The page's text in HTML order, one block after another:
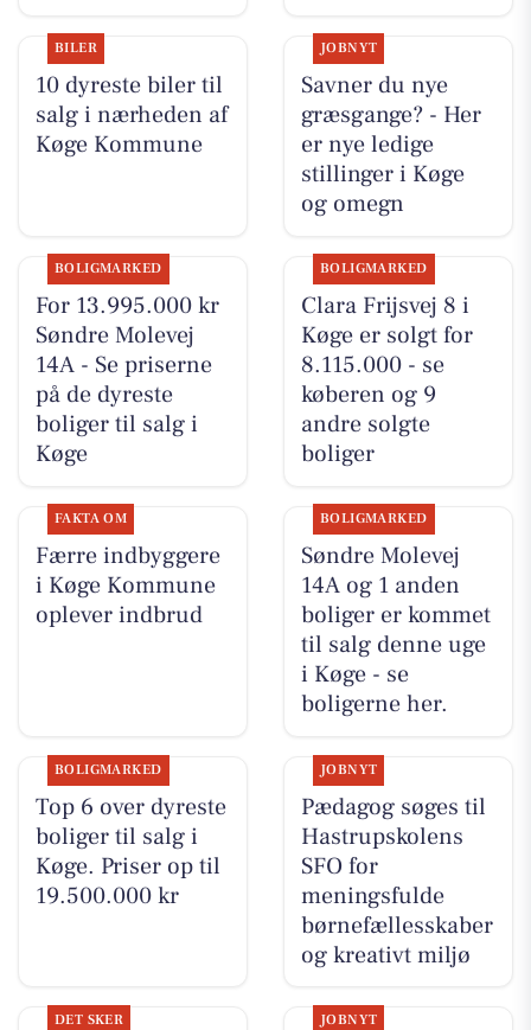
BILER
10 dyreste biler til
salg i nærheden af
Køge Kommune
JOBNYT
Savner du nye
græsgange? - Her
er nye ledige
stillinger i Køge
og omegn
BOLIGMARKED
For 13.995.000 kr
Søndre Molevej
14A - Se priserne
på de dyreste
boliger til salg i
Køge
BOLIGMARKED
Clara Frijsvej 8 i
Køge er solgt for
8.115.000 - se
køberen og 9
andre solgte
boliger
FAKTA OM
Færre indbyggere
i Køge Kommune
oplever indbrud
BOLIGMARKED
Søndre Molevej
14A og 1 anden
boliger er kommet
til salg denne uge
i Køge - se
boligerne her.
BOLIGMARKED
Top 6 over dyreste
boliger til salg i
Køge. Priser op til
19.500.000 kr
JOBNYT
Pædagog søges til
Hastrupskolens
SFO for
meningsfulde
børnefællesskaber
og kreativt miljø
DET SKER JOBNYT